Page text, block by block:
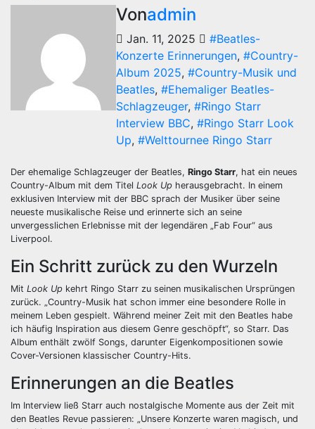
Vonadmin
Jan. 11, 2025
#Beatles-
Konzerte Erinnerungen, #Country-
Album 2025, #Country-Musik und
Beatles, #Ehemaliger Beatles-
Schlagzeuger, #Ringo Starr
Interview BBC, #Ringo Starr Look
Up, #Welttournee Ringo Starr
Der ehemalige Schlagzeuger der Beatles, Ringo Starr, hat ein neues
Country-Album mit dem Titel Look Up herausgebracht. In einem
exklusiven Interview mit der BBC sprach der Musiker über seine
neueste musikalische Reise und erinnerte sich an seine
unvergesslichen Erlebnisse mit der legendären „Fab Four“ aus
Liverpool.
Ein Schritt zurück zu den Wurzeln
Mit Look Up kehrt Ringo Starr zu seinen musikalischen Ursprüngen
zurück. „Country-Musik hat schon immer eine besondere Rolle in
meinem Leben gespielt. Während meiner Zeit mit den Beatles habe
ich häufig Inspiration aus diesem Genre geschöpft“, so Starr. Das
Album enthält zwölf Songs, darunter Eigenkompositionen sowie
Cover-Versionen klassischer Country-Hits.
Erinnerungen an die Beatles
Im Interview ließ Starr auch nostalgische Momente aus der Zeit mit
den Beatles Revue passieren: „Unsere Konzerte waren magisch, und